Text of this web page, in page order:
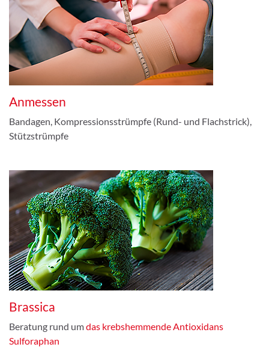
Anmessen
Bandagen, Kompressionsstrümpfe (Rund- und Flachstrick),
Stützstrümpfe
Brassica
Beratung rund umdas krebshemmende Antioxidans
Sulforaphan